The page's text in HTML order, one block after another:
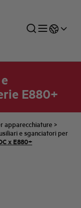
E880+
apparecchiature >
e sganciatori per
x E880+